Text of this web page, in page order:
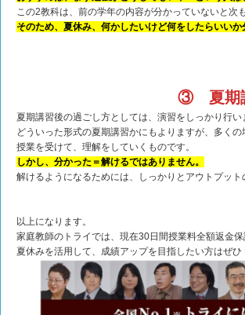
この2教科は、前の学年の内容が分かっていないと次
そのため、夏休み、何かしたいけど何をしたらいい
③ 夏期
夏期講習後の過ごし方としては、演習をしっかり行い
どういった形式の夏期講習かにもよりますが、多く
授業を受けて、理解をしていくものです。
しかし、分かった＝解けるではありません。
解けるようになるためには、しっかりとアウトプット
以上になります。
家庭教師のトライでは、現在30日間授業料全額返金保
夏休みを活用して、成績アップを目指したい方はぜ